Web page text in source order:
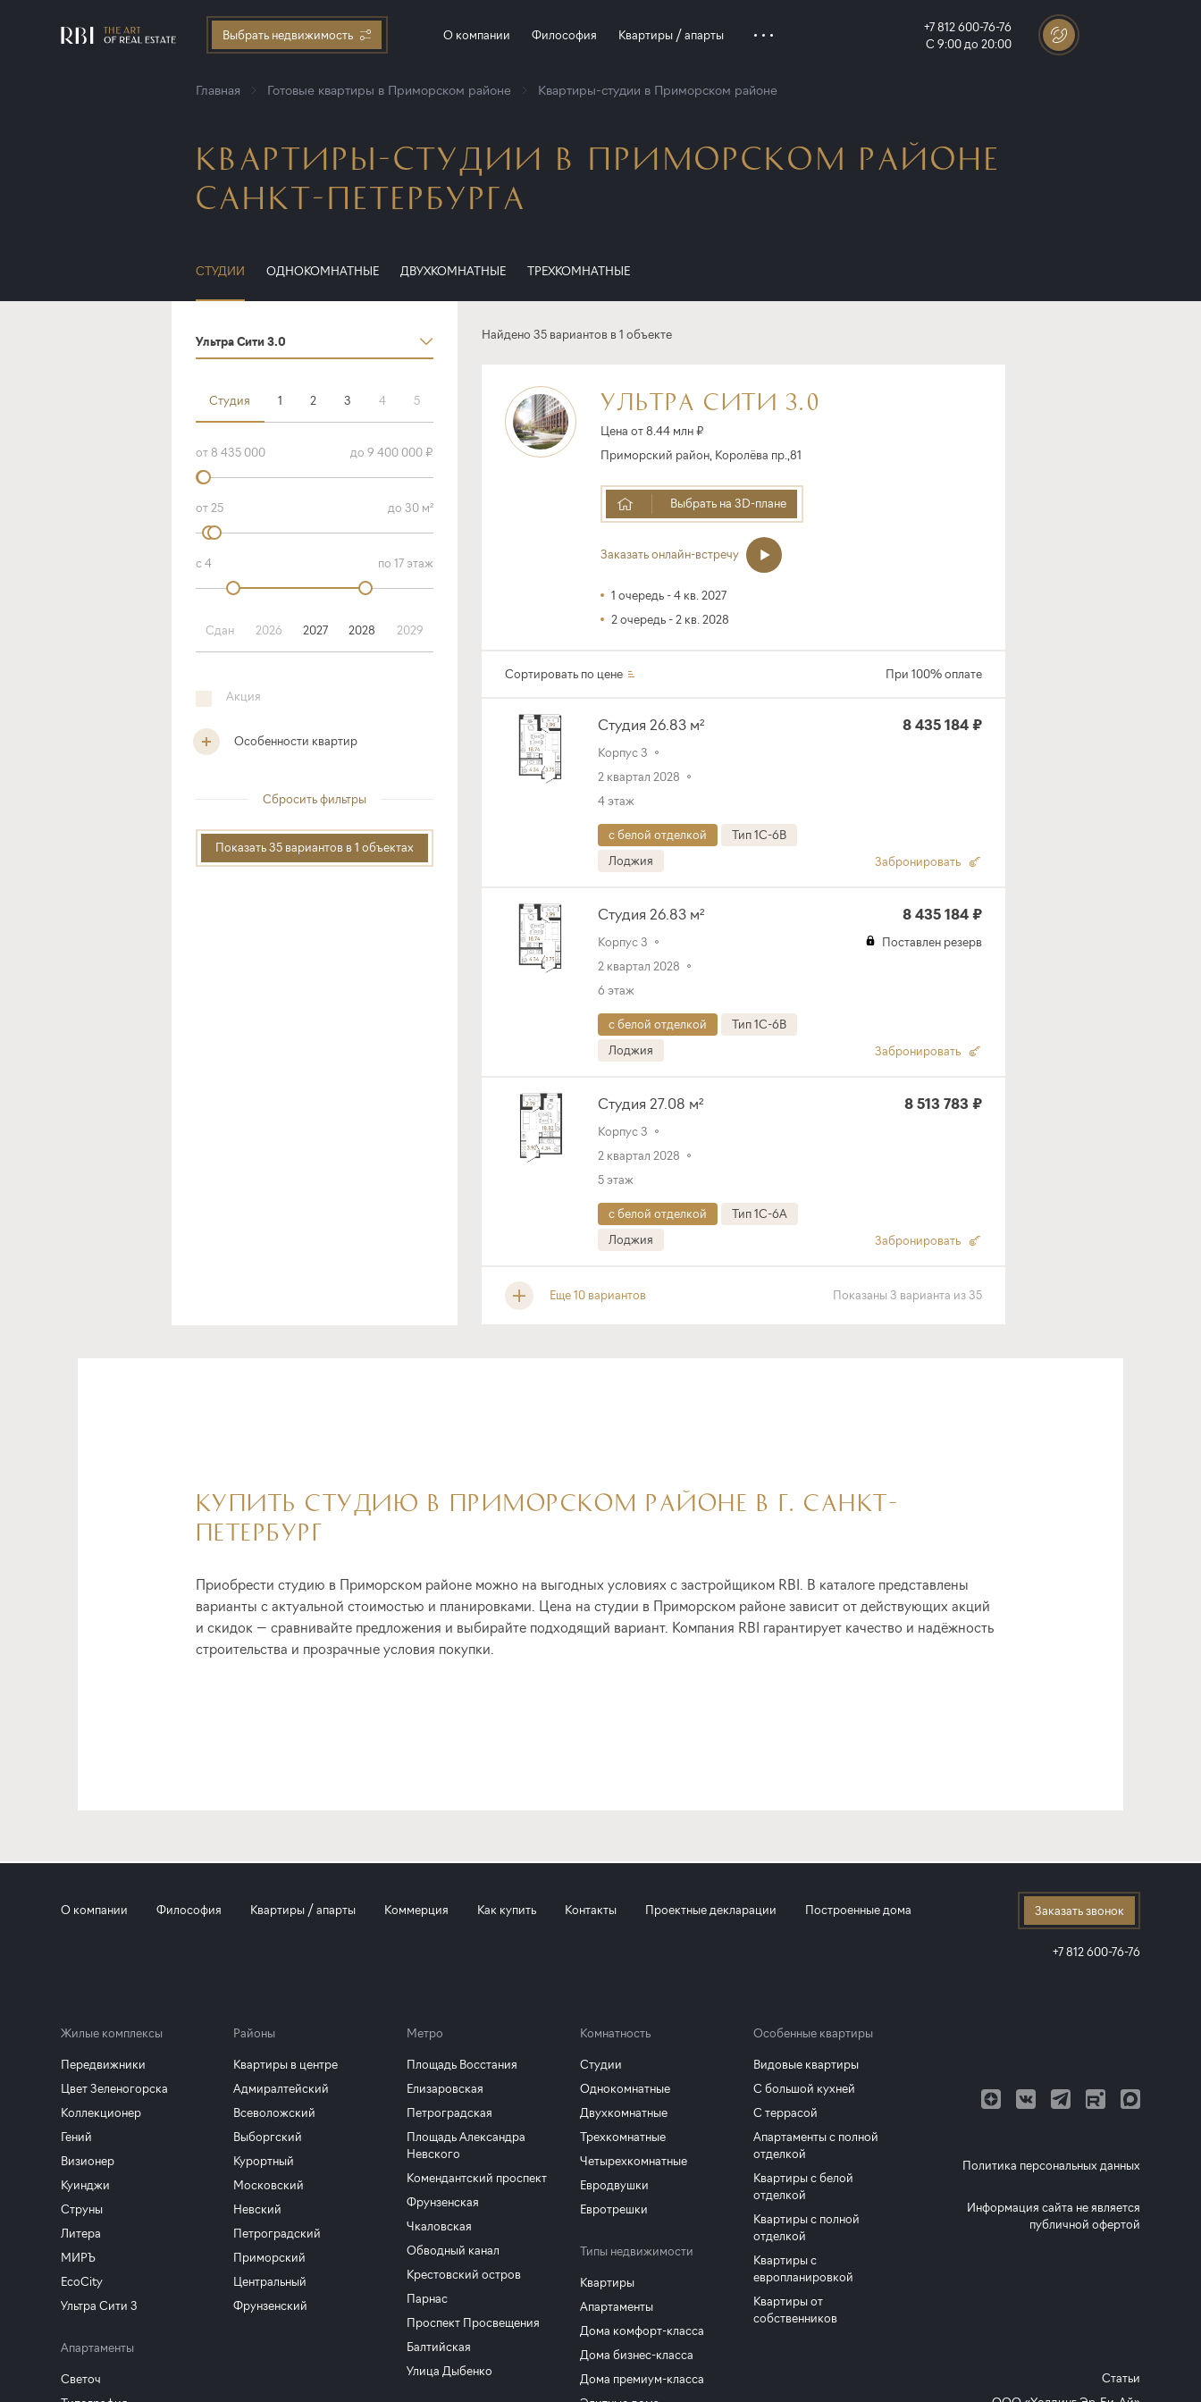
Выбрать недвижимость О компании Философия Квартиры / апарты
+7 812 600-76-76
С 9:00 до 20:00
Главная Готовые квартиры в Приморском районе Квартиры-студии в Приморском районе
КВАРТИРЫ-СТУДИИ В ПРИМОРСКОМ РАЙОНЕ
САНКТ-ПЕТЕРБУРГА
СТУДИИ ОДНОКОМНАТНЫЕ ДВУХКОМНАТНЫЕ ТРЕХКОМНАТНЫЕ
Ультра Сити 3.0
Студия 1 2 3 4 5
Сдан 2026 2027 2028 2029
Акция
Особенности квартир
Сбросить фильтры
Показать 35 вариантов в 1 объектах
Найдено 35 вариантов в 1 объекте
УЛЬТРА СИТИ 3.0
Цена от 8.44 млн ₽
Приморский район, Королёва пр.,81
Выбрать на 3D-плане
Заказать онлайн-встречу
1 очередь - 4 кв. 2027
2 очередь - 2 кв. 2028
Сортировать по цене При 100% оплате
Студия 26.83 м²
Корпус 3
2 квартал 2028
4 этаж
8 435 184 ₽
с белой отделкой
Тип 1C-6B
Лоджия
Забронировать
Студия 26.83 м²
Корпус 3
2 квартал 2028
6 этаж
8 435 184 ₽
Поставлен резерв
с белой отделкой
Тип 1C-6B
Лоджия
Забронировать
Студия 27.08 м²
Корпус 3
2 квартал 2028
5 этаж
8 513 783 ₽
с белой отделкой
Тип 1C-6A
Лоджия
Забронировать
Еще 10 вариантов Показаны 3 варианта из35
КУПИТЬ СТУДИЮ В ПРИМОРСКОМ РАЙОНЕ В Г. САНКТ-
ПЕТЕРБУРГ
Приобрести студию в Приморском районе можно на выгодных условиях с застройщиком RBI. В каталоге представлены
варианты с актуальной стоимостью и планировками. Цена на студии в Приморском районе зависит от действующих акций
и скидок — сравнивайте предложения и выбирайте подходящий вариант. Компания RBI гарантирует качество и надёжность
строительства и прозрачные условия покупки.
О компании Философия Квартиры / апарты Коммерция Как купить Контакты Проектные декларации Построенные дома Заказать звонок
+7 812 600-76-76
Жилые комплексы
Передвижники
Цвет Зеленогорска
Коллекционер
Гений
Визионер
Куинджи
Струны
Литера
МИРЪ
EcoCity
Ультра Сити 3
Апартаменты
Светоч
Районы
Квартиры в центре
Адмиралтейский
Всеволожский
Выборгский
Курортный
Московский
Невский
Петроградский
Приморский
Центральный
Фрунзенский
Метро
Площадь Восстания
Елизаровская
Петроградская
Площадь Александра
Невского
Комендантский проспект
Фрунзенская
Чкаловская
Обводный канал
Крестовский остров
Парнас
Проспект Просвещения
Балтийская
Улица Дыбенко
Комнатность
Студии
Однокомнатные
Двухкомнатные
Трехкомнатные
Четырехкомнатные
Евродвушки
Евротрешки
Типы недвижимости
Квартиры
Апартаменты
Дома комфорт-класса
Дома бизнес-класса
Дома премиум-класса
Особенные квартиры
Видовые квартиры
С большой кухней
С террасой
Апартаменты с полной
отделкой
Квартиры с белой
отделкой
Квартиры с полной
отделкой
Квартиры с
европланировкой
Квартиры от
собственников
Политика персональных данных
Информация сайта не является
публичной офертой
Статьи